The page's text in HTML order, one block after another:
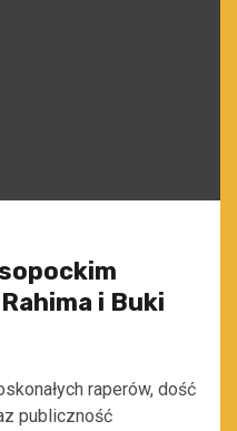
i Buki
raperów, dość
publiczność